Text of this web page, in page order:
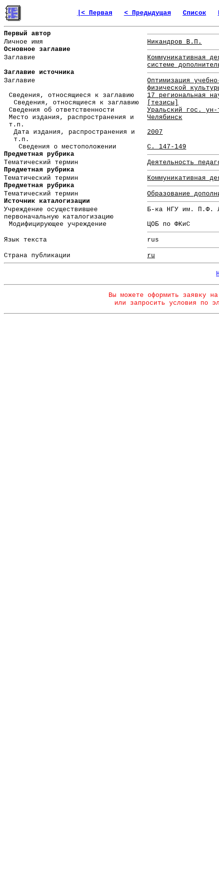
|< Первая < Предыдущая Список
Первый автор
Личное имя
Никандров В.П.
Основное заглавие
Заглавие
Коммуникативная
системе
Заглавие источника
Заглавие
Оптимизация
физической
Сведения, относящиеся к заглавию
17 региональная
Сведения, относящиеся к заглавию
[тезисы]
Сведения об ответственности
Уральский гос.
Место издания, распространения и
т.п.
Челябинск
Дата издания, распространения и
т.п.
2007
Сведения о местоположении
С. 147-149
Предметная рубрика
Тематический термин
Деятельность
Предметная рубрика
Тематический термин
Коммуникативная
Предметная рубрика
Тематический термин
Образование
Источник каталогизации
Учреждение осуществившее
первоначальную каталогизацию
Б-ка НГУ им. П.Ф.
Модифицирующее учреждение
ЦОБ по ФКиС
Язык текста rus
Страна публикации ru
Вы можете оформить заявку
или запросить условия по